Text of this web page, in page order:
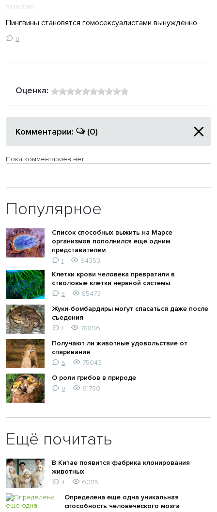
22.10.2010
Пингвины становятся гомосексуалистами вынужденно
0
Оценка:
Комментарии: (0)
Пока комментариев нет
Популярное
Список способных выжить на Марсе
организмов пополнился еще одним
представителем
1
94353
Клетки крови человека превратили в
стволовые клетки нервной системы
3
85473
Жуки-бомбардиры могут спасаться даже после
съедения
1
78896
Получают ли животные удовольствие от
спаривания
5
75043
О роли грибов в природе
0 61780
Ещё почитать
В Китае появится фабрика клонирования
животных
4
60115
Определена еще одна уникальная
способность человеческого мозга